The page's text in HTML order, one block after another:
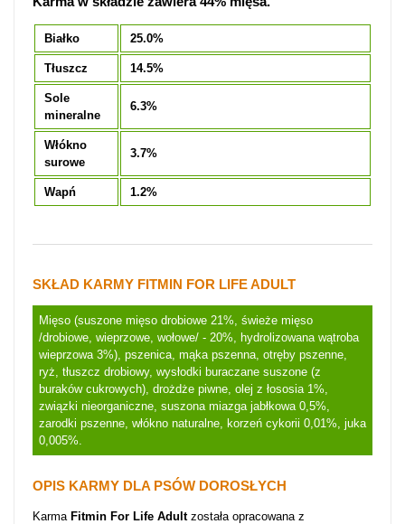
Białko 25.0%
Tłuszcz 14.5%
Sole
mineralne
6.3%
Włókno
surowe
3.7%
Wapń 1.2%
SKŁAD KARMY FITMIN FOR LIFE ADULT
Mięso (suszone mięso drobiowe 21%, świeże mięso
/drobiowe, wieprzowe, wołowe/ - 20%, hydrolizowana wątroba
wieprzowa 3%), pszenica, mąka pszenna, otręby pszenne,
ryż, tłuszcz drobiowy, wysłodki buraczane suszone (z
buraków cukrowych), drożdże piwne, olej z łososia 1%,
związki nieorganiczne, suszona miazga jabłkowa 0,5%,
zarodki pszenne, włókno naturalne, korzeń cykorii 0,01%, juka
0,005%.
OPIS KARMY DLA PSÓW DOROSŁYCH
Karma Fitmin For Life Adultzostała opracowana z